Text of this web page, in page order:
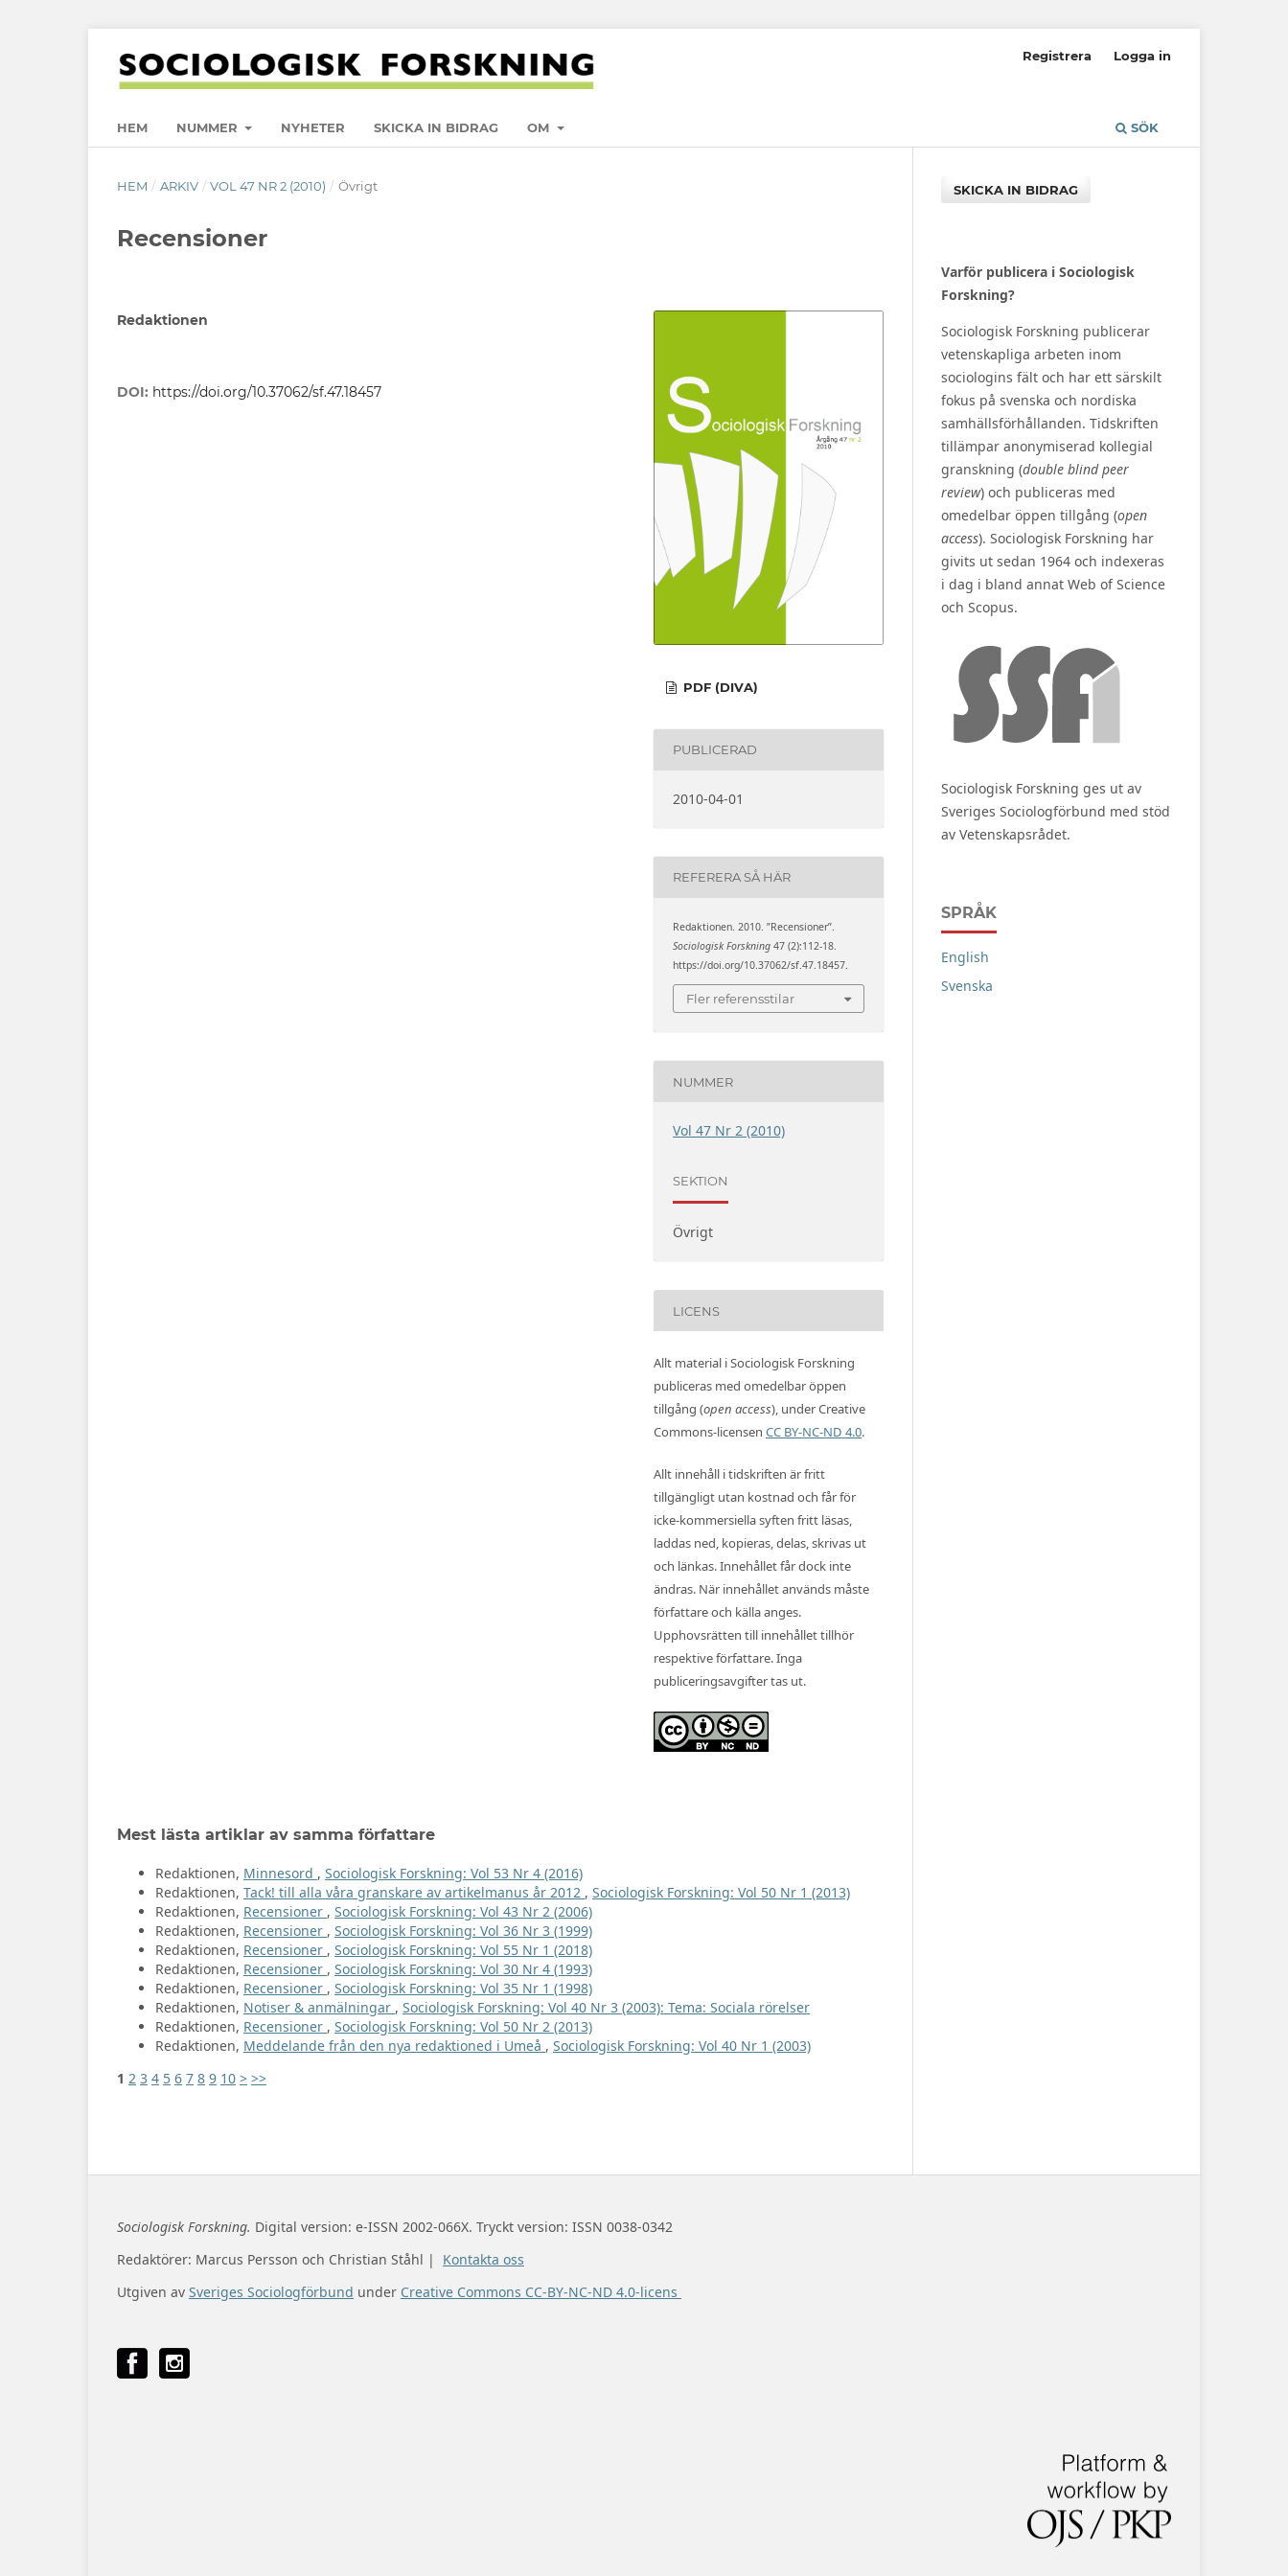
HEM NUMMER NYHETER SKICKA IN BIDRAG OM SÖK
Registrera Logga in
HEM / ARKIV / VOL 47 NR 2 (2010) / Övrigt
Recensioner
Redaktionen
DOI: https://doi.org/10.37062/sf.47.18457
PDF (DIVA)
PUBLICERAD
2010-04-01
REFERERA SÅ HÄR
Redaktionen. 2010. ”Recensioner”.
Sociologisk Forskning 47 (2):112-18.
https://doi.org/10.37062/sf.47.18457.
Fler referensstilar
NUMMER
Vol 47 Nr 2 (2010)
SEKTION
Övrigt
LICENS
Allt material i Sociologisk Forskning
publiceras med omedelbar öppen
tillgång (open access), under Creative
Commons-licensen CC BY-NC-ND 4.0.
Allt innehåll i tidskriften är fritt
tillgängligt utan kostnad och får för
icke-kommersiella syften fritt läsas,
laddas ned, kopieras, delas, skrivas ut
och länkas. Innehållet får dock inte
ändras. När innehållet används måste
författare och källa anges.
Upphovsrätten till innehållet tillhör
respektive författare. Inga
publiceringsavgifter tas ut.
Mest lästa artiklar av samma författare
Redaktionen, Minnesord , Sociologisk Forskning: Vol 53 Nr 4 (2016)
Redaktionen, Tack! till alla våra granskare av artikelmanus år 2012 , Sociologisk Forskning: Vol 50 Nr 1 (2013)
Redaktionen, Recensioner , Sociologisk Forskning: Vol 43 Nr 2 (2006)
Redaktionen, Recensioner , Sociologisk Forskning: Vol 36 Nr 3 (1999)
Redaktionen, Recensioner , Sociologisk Forskning: Vol 55 Nr 1 (2018)
Redaktionen, Recensioner , Sociologisk Forskning: Vol 30 Nr 4 (1993)
Redaktionen, Recensioner , Sociologisk Forskning: Vol 35 Nr 1 (1998)
Redaktionen, Notiser & anmälningar , Sociologisk Forskning: Vol 40 Nr 3 (2003): Tema: Sociala rörelser
Redaktionen, Recensioner , Sociologisk Forskning: Vol 50 Nr 2 (2013)
Redaktionen, Meddelande från den nya redaktioned i Umeå , Sociologisk Forskning: Vol 40 Nr 1 (2003)
1 2 3 4 5 6 7 8 9 10 > >>
SKICKA IN BIDRAG
Varför publicera i Sociologisk
Forskning?
Sociologisk Forskning publicerar
vetenskapliga arbeten inom
sociologins fält och har ett särskilt
fokus på svenska och nordiska
samhällsförhållanden. Tidskriften
tillämpar anonymiserad kollegial
granskning (double blind peer
review) och publiceras med
omedelbar öppen tillgång (open
access). Sociologisk Forskning har
givits ut sedan 1964 och indexeras
i dag i bland annat Web of Science
och Scopus.
Sociologisk Forskning ges ut av
Sveriges Sociologförbund med stöd
av Vetenskapsrådet.
SPRÅK
English
Svenska
Sociologisk Forskning. Digital version: e-ISSN 2002-066X. Tryckt version: ISSN 0038-0342
Redaktörer: Marcus Persson och Christian Ståhl | Kontakta oss
Utgiven av Sveriges Sociologförbund under Creative Commons CC-BY-NC-ND 4.0-licens